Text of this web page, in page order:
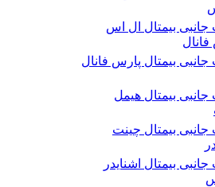
جانبی بیمتال ال اس
جانبی بیمتال پارس فانال
جانبی بیمتال هیمل
جانبی بیمتال چینت
بیمتال اشنایدر